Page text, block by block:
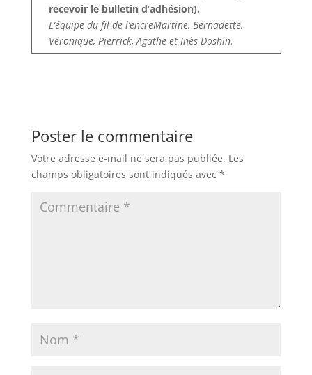
recevoir le bulletin d’adhésion).
L’équipe du fil de l’encreMartine, Bernadette,
Véronique, Pierrick, Agathe et Inès Doshin.
Poster le commentaire
Votre adresse e-mail ne sera pas publiée. Les
champs obligatoires sont indiqués avec *